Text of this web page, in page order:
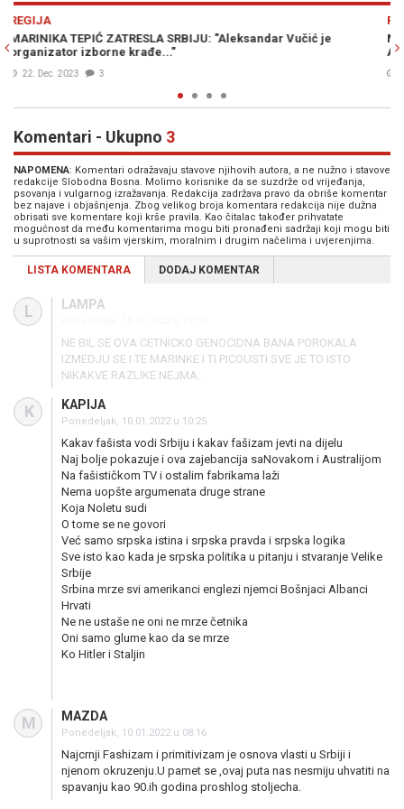
REGIJA
MARINKA TEPIĆ ZATRESLA SRBIJU: "Zašto ovo krijete od
Aleksandre Vučiću..."!?
15. Okt. 2023
Komentari - Ukupno 3
NAPOMENA: Komentari odražavaju stavove njihovih autora, a ne nužno i stavove
redakcije Slobodna Bosna. Molimo korisnike da se suzdrže od vrijeđanja,
psovanja i vulgarnog izražavanja. Redakcija zadržava pravo da obriše komentar
bez najave i objašnjenja. Zbog velikog broja komentara redakcija nije dužna
obrisati sve komentare koji krše pravila. Kao čitalac također prihvatate
mogućnost da među komentarima mogu biti pronađeni sadržaji koji mogu biti
u suprotnosti sa vašim vjerskim, moralnim i drugim načelima i uvjerenjima.
LISTA KOMENTARA DODAJ KOMENTAR
L LAMPA
NE BIL SE OVA CETNICKO GENOCIDNA BANA POROKALA
IZMEDJU SE I TE MARINKE I TI PICOUSTI SVE JE TO ISTO
NIKAKVE RAZLIKE NEJMA.
K KAPIJA
Ponedeljak, 10.01.2022 u 10:25
Kakav fašista vodi Srbiju i kakav fašizam jevti na dijelu
Naj bolje pokazuje i ova zajebancija saNovakom i Australijom
Na fašističkom TV i ostalim fabrikama laži
Nema uopšte argumenata druge strane
Koja Noletu sudi
O tome se ne govori
Već samo srpska istina i srpska pravda i srpska logika
Sve isto kao kada je srpska politika u pitanju i stvaranje Velike
Srbije
Srbina mrze svi amerikanci englezi njemci Bošnjaci Albanci
Hrvati
Ne ne ustaše ne oni ne mrze četnika
Oni samo glume kao da se mrze
Ko Hitler i Staljin
M MAZDA
Ponedeljak, 10.01.2022 u 08:16
Najcrnji Fashizam i primitivizam je osnova vlasti u Srbiji i
njenom okruzenju.U pamet se ,ovaj puta nas nesmiju uhvatiti na
spavanju kao 90.ih godina proshlog stoljecha.